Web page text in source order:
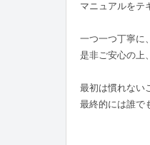
マニュアルをテ
一つ一つ丁寧に
是非ご安心の上
最初は慣れない
最終的には誰で